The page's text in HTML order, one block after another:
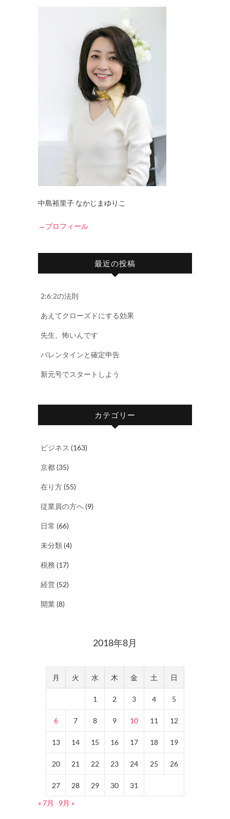
中島裕里子 なかじまゆりこ
→プロフィール
最近の投稿
2:6:2の法則
あえてクローズドにする効果
先生、怖いんです
バレンタインと確定申告
新元号でスタートしよう
カテゴリー
ビジネス (163)
京都 (35)
在り方 (55)
従業員の方へ (9)
日常 (66)
未分類 (4)
税務 (17)
経営 (52)
開業 (8)
2018年8月
月 火 水 木 金 土 日
1 2 3 4 5
6 7 8 9 10 11 12
13 14 15 16 17 18 19
20 21 22 23 24 25 26
27 28 29 30
31
« 7月
9月 »